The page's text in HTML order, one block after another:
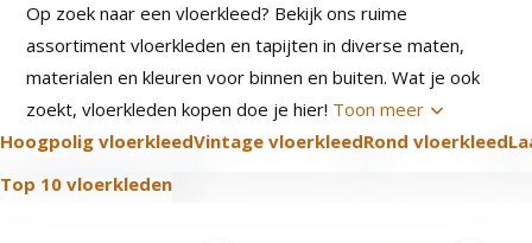
Op zoek naar een vloerkleed? Bekijk ons ruime
assortiment vloerkleden en tapijten in diverse maten,
materialen en kleuren voor binnen en buiten. Wat je ook
zoekt, vloerkleden kopen doe je hier! Toon meer
Hoogpolig vloerkleedVintage vloerkleedRond vloerkleed
Top 10 vloerkleden